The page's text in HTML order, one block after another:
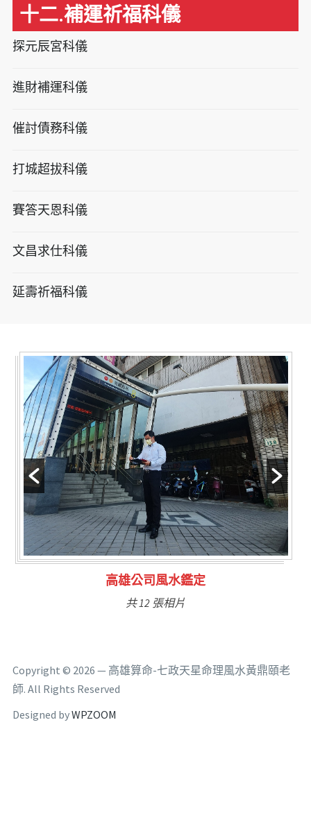
十二.補運祈福科儀
探元辰宮科儀
進財補運科儀
催討債務科儀
打城超拔科儀
賽答天恩科儀
文昌求仕科儀
延壽祈福科儀
林氏福主量子生基造命
共 6 張相片
Copyright © 2026 — 高雄算命-七政天星命理風水黃鼎頤老
師. All Rights Reserved
Designed byWPZOOM